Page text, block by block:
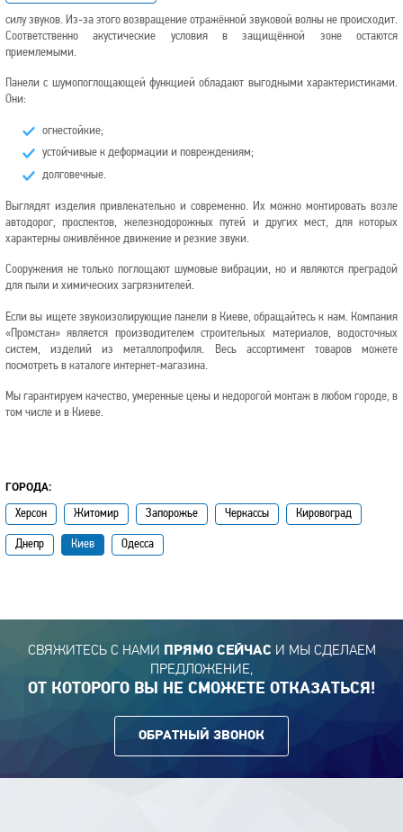
силу звуков. Из-за этого возвращение отражённой звуковой волны не происходит.
Соответственно акустические условия в защищённой зоне остаются
приемлемыми.
Панели с шумопоглощающей функцией обладают выгодными характеристиками.
Они:
огнестойкие;
устойчивые к деформации и повреждениям;
долговечные.
Выглядят изделия привлекательно и современно. Их можно монтировать возле
автодорог, проспектов, железнодорожных путей и других мест, для которых
характерны оживлённое движение и резкие звуки.
Сооружения не только поглощают шумовые вибрации, но и являются преградой
для пыли и химических загрязнителей.
Если вы ищете звукоизолирующие панели в Киеве, обращайтесь к нам. Компания
«Промстан» является производителем строительных материалов, водосточных
систем, изделий из металлопрофиля. Весь ассортимент товаров можете
посмотреть в каталоге интернет-магазина.
Мы гарантируем качество, умеренные цены и недорогой монтаж в любом городе, в
том числе и в Киеве.
ГОРОДА:
Херсон Житомир Запорожье Черкассы Кировоград
Днепр Киев Одесса
СВЯЖИТЕСЬ С НАМИ ПРЯМО СЕЙЧАС И МЫ СДЕЛАЕМ
ПРЕДЛОЖЕНИЕ,
ОТ КОТОРОГО ВЫ НЕ СМОЖЕТЕ ОТКАЗАТЬСЯ!
ОБРАТНЫЙ ЗВОНОК